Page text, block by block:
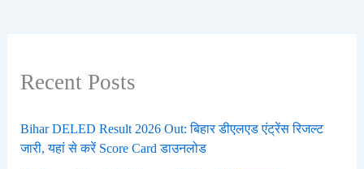
Recent Posts
Bihar DELED Result 2026 Out: बिहार डीएलएड एंट्रेंस रिजल्ट
जारी, यहां से करें Score Card डाउनलोड